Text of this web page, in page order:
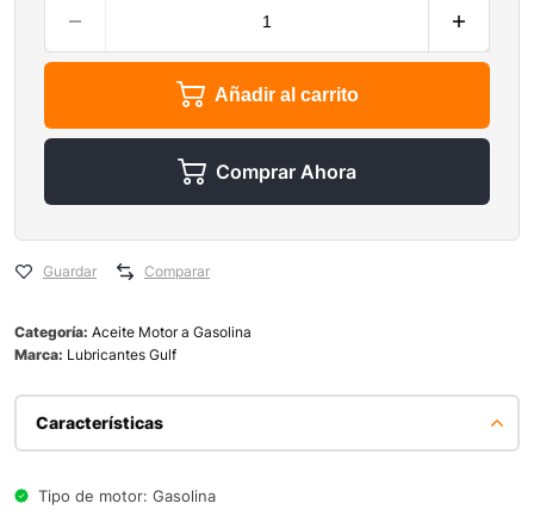
Añadir al carrito
Comprar Ahora
Guardar Comparar
Categoría: Aceite Motor a Gasolina
Marca: Lubricantes Gulf
Características
Tipo de motor: Gasolina